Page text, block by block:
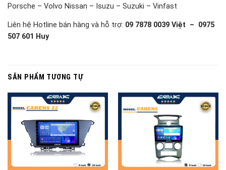
Porsche – Volvo Nissan – Isuzu – Suzuki – Vinfast
Liên hệ Hotline bán hàng và hỗ trợ: 09 7878 0039 Việt – 0975
507 601 Huy
SẢN PHẨM TƯƠNG TỰ